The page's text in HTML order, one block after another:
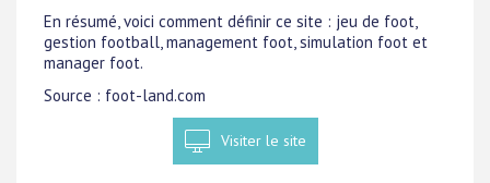
En résumé, voici comment définir ce site : jeu de foot,
gestion football, management foot, simulation foot et
manager foot.
Source : foot-land.com
Visiter le site